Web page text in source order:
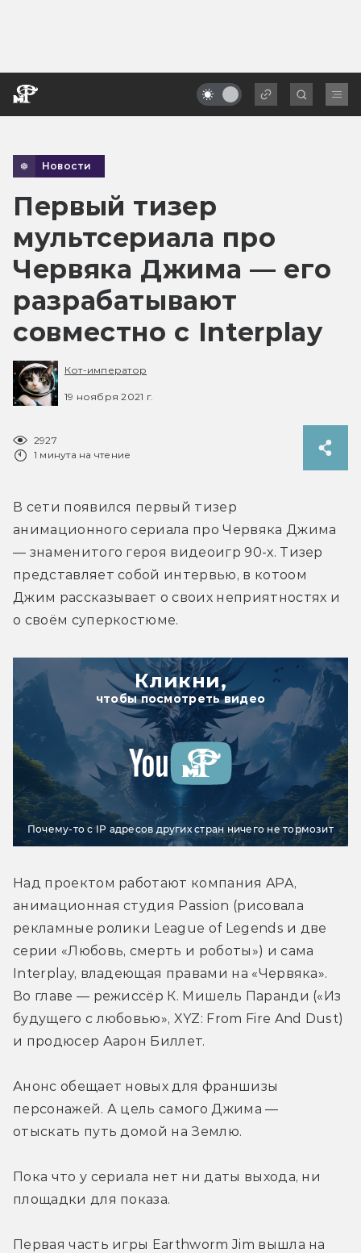
Новости
Первый тизер
мультсериала про
Червяка Джима — его
разрабатывают
совместно с Interplay
Кот-император
19 ноября 2021 г.
2927
1 минута на чтение
В сети появился первый тизер
анимационного сериала про Червяка Джима
— знаменитого героя видеоигр 90-х. Тизер
представляет собой интервью, в котоом
Джим рассказывает о своих неприятностях и
о своём суперкостюме.
Кликни,
чтобы посмотреть видео
Почему-то с IP адресов других стран ничего не тормозит
Над проектом работают компания APA,
анимационная студия Passion (рисовала
рекламные ролики League of Legends и две
серии «Любовь, смерть и роботы») и сама
Interplay, владеющая правами на «Червяка».
Во главе — режиссёр К. Мишель Паранди («Из
будущего с любовью», XYZ: From Fire And Dust)
и продюсер Аарон Биллет.
Анонс обещает новых для франшизы
персонажей. А цель самого Джима —
отыскать путь домой на Землю.
Пока что у сериала нет ни даты выхода, ни
площадки для показа.
Первая часть игры Earthworm Jim вышла на